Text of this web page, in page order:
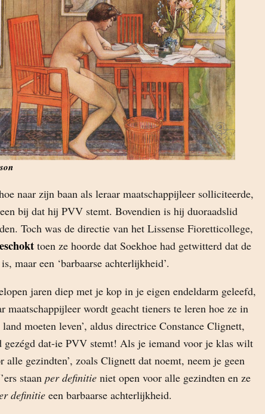
naar zijn baan als leraar maatschappijleer solliciteerde,
bij dat hij PVV stemt. Bovendien is hij duoraadslid
Toch was de directie van het Lissense Fioretticollege,
toen ze hoorde dat Soekhoe had getwitterd dat de
maar een ‘barbaarse achterlijkheid’.
jaren diep met je kop in je eigen endeldarm geleefd,
maatschappijleer wordt geacht tieners te leren hoe ze in
moeten leven’, aldus directrice Constance Clignett,
gezégd dat-ie PVV stemt! Als je iemand voor je klas wilt
alle gezindten’, zoals Clignett dat noemt, neem je geen
staan per definitie niet open voor alle gezindten en ze
definitie een barbaarse achterlijkheid.